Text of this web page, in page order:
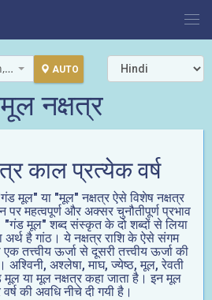
Ujjain, Madhya Pradesh, India AUTO
नक्षत्र
काल प्रत्येक वर्ष
मूल" या "मूल" नक्षत्र ऐसे विशेष नक्षत्र
पर महत्वपूर्ण और अक्सर चुनौतीपूर्ण प्रभाव
"गंड मूल" शब्द संस्कृत के दो शब्दों से लिया
है गांठ। ये नक्षत्र राशि के ऐसे संगम
तत्त्वीय ऊर्जा से दूसरी तत्त्वीय ऊर्जा की
अश्लेषा, माघ, ज्येष्ठ, मूल, रेवती
या मूल नक्षत्र कहा जाता है। इन मूल
वर्ष की अवधि नीचे दी गयी है।